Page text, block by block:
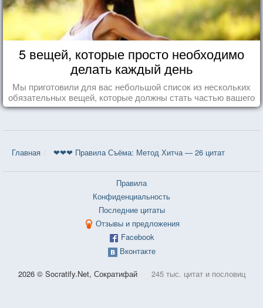
5 вещей, которые просто необходимо
делать каждый день
Мы приготовили для вас небольшой список из нескольких
обязательных вещей, которые должны стать частью вашего
дня.
Главная ❤❤❤ Правила Съёма: Метод Хитча — 26 цитат
Правила
Конфиденциальность
Последние цитаты
Отзывы и предложения
Facebook
Вконтакте
2026 © Socratify.Net, Сократифай 245 тыс. цитат и пословиц